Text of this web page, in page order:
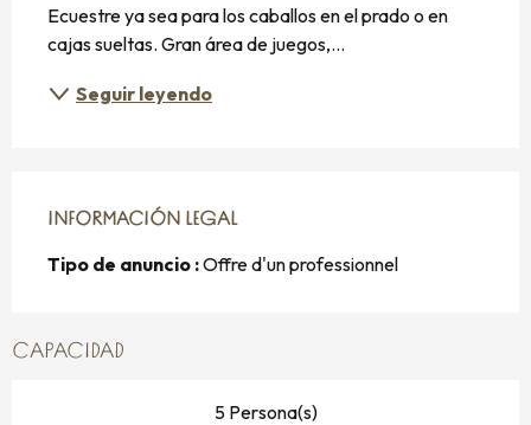
Ecuestre ya sea para los caballos en el prado o en
cajas sueltas. Gran área de juegos,...
Seguir leyendo
INFORMACIÓN LEGAL
INFORMACIÓN LEGAL
Tipo de anuncio :Offre d'un professionnel
CAPACIDAD
5 Persona(s)